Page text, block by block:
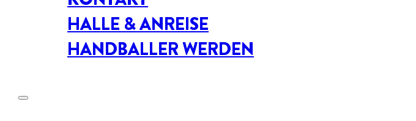
HALLE & ANREISE
HANDBALLER WERDEN